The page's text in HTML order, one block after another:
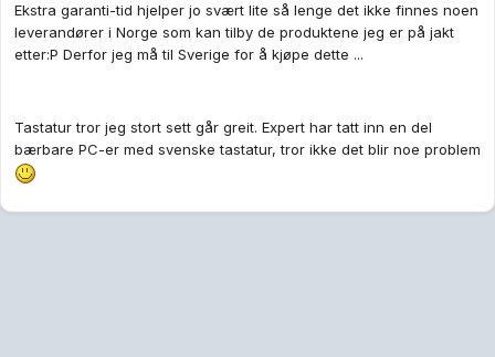
Ekstra garanti-tid hjelper jo svært lite så lenge det ikke finnes noen
leverandører i Norge som kan tilby de produktene jeg er på jakt
etter:P Derfor jeg må til Sverige for å kjøpe dette ...
Tastatur tror jeg stort sett går greit. Expert har tatt inn en del
bærbare PC-er med svenske tastatur, tror ikke det blir noe problem